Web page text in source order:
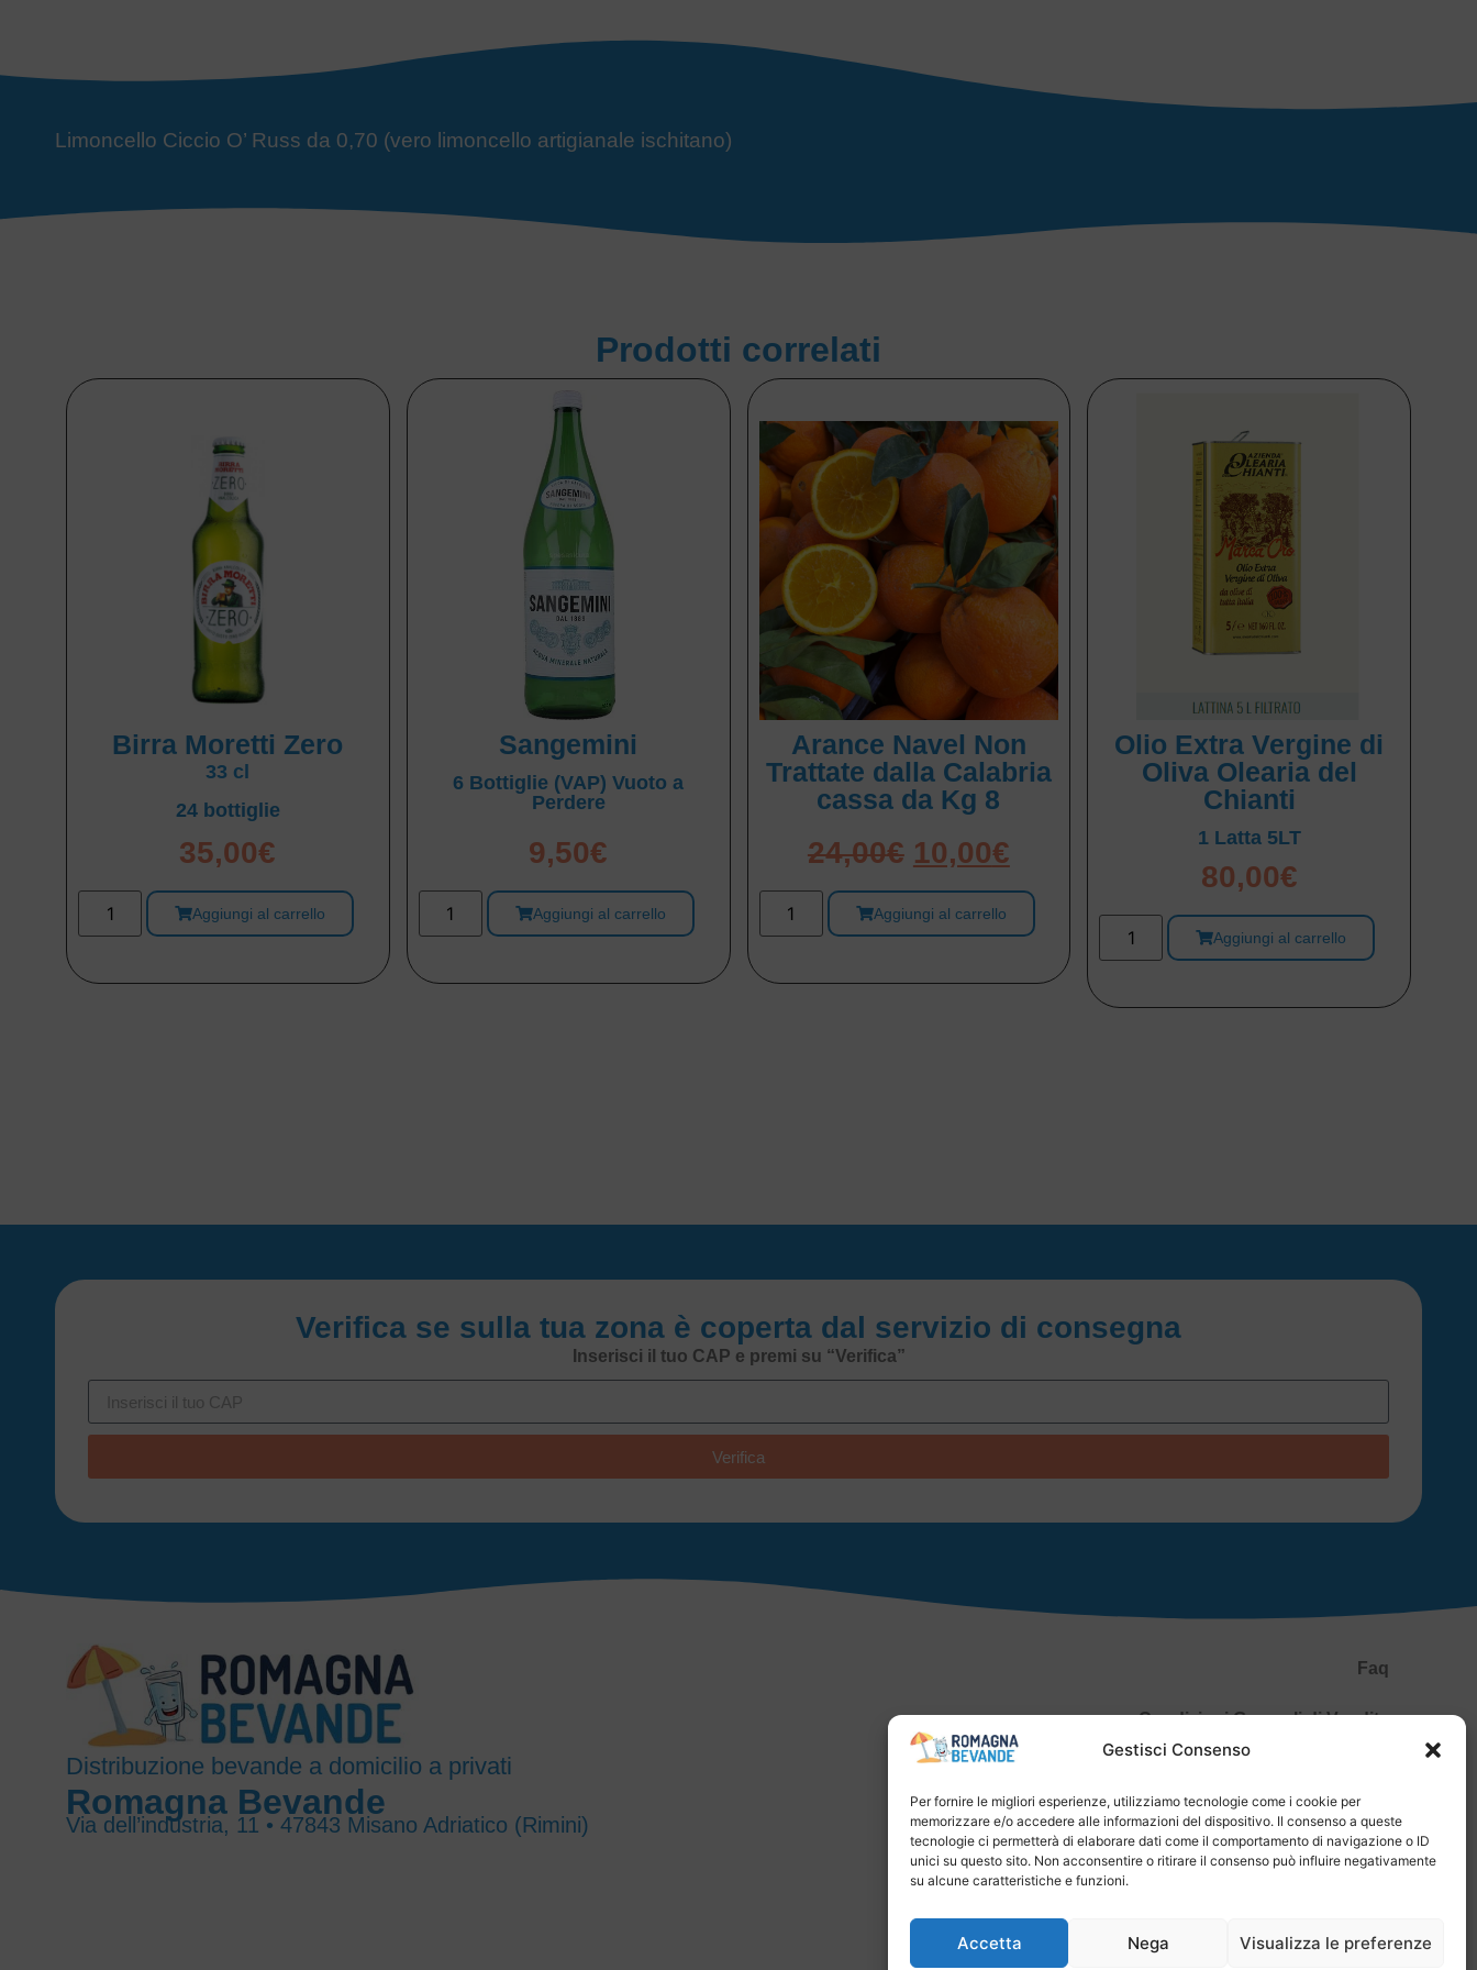
Gestisci Consenso
Per fornire le migliori esperienze, utilizziamo tecnologie come i cookie per
memorizzare e/o accedere alle informazioni del dispositivo. Il consenso a queste
tecnologie ci permetterà di elaborare dati come il comportamento di navigazione o ID
unici su questo sito. Non acconsentire o ritirare il consenso può influire negativamente
su alcune caratteristiche e funzioni.
Accetta Nega Visualizza le preferenze
Limoncello Ciccio O’ Russ da 0,70 (vero limoncello artigianale ischitano)
Prodotti correlati
Birra Moretti Zero
33 cl
24 bottiglie
35,00€
Aggiungi al carrello
Sangemini
6 Bottiglie (VAP) Vuoto a
Perdere
9,50€
Aggiungi al carrello
Arance Navel Non
Trattate dalla Calabria
cassa da Kg 8
24,00€ 10,00€
Aggiungi al carrello
Olio Extra Vergine di
Oliva Olearia del
Chianti
1 Latta 5LT
80,00€
Aggiungi al carrello
Verifica se sulla tua zona è coperta dal servizio di consegna
Inserisci il tuo CAP e premi su “Verifica”
Verifica
Distribuzione bevande a domicilio a privati
Romagna Bevande
Via dell’industria, 11 • 47843 Misano Adriatico (Rimini)
Faq
Condizioni Generali di Vendita
Privacy Policy
P.IVA 04651830400